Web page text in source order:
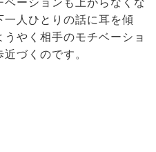
人ひとりの話に耳を傾
やく相手のモチベーショ
づくのです。